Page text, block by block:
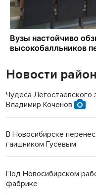
Новости
Чудеса Легостаевского
Владимир Коченов
В Новосибирске
гаишником Гусевым
Под Новосибирском
фабрике